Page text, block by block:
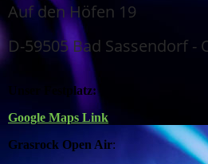
Auf den Höfen 19
D-59505 Bad Sassendorf -
Unser Festplatz:
Google Maps Link
Grasrock Open Air: